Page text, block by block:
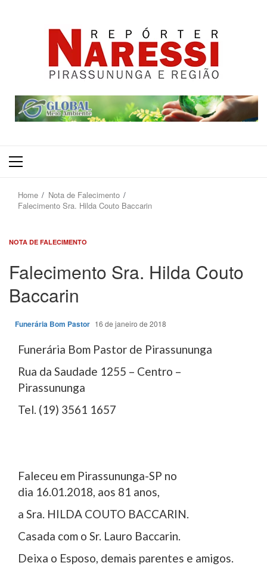
Primary
Home
Nota de Falecimento
Falecimento Sra. Hilda Couto Baccarin
NOTA DE FALECIMENTO
Falecimento Sra. Hilda Couto
Baccarin
Funerária Bom Pastor 16 de janeiro de 2018
Funerária Bom Pastor de Pirassununga
Rua da Saudade 1255 – Centro –
Pirassununga
Tel. (19) 3561 1657
Faleceu em Pirassununga-SP no
dia 16.01.2018, aos 81 anos,
a Sra. HILDA COUTO BACCARIN.
Casada com o Sr. Lauro Baccarin.
Deixa o Esposo, demais parentes e amigos.